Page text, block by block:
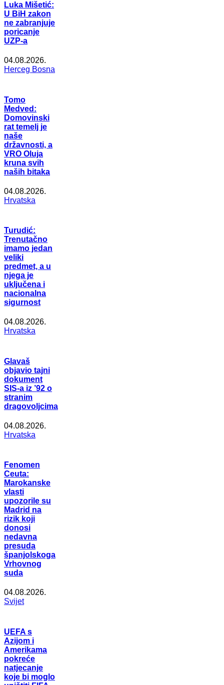
Luka Mišetić:
U BiH zakon
ne zabranjuje
poricanje
UZP-a
04.08.2026.
Herceg Bosna
Tomo
Medved:
Domovinski
rat temelj je
naše
državnosti, a
VRO Oluja
kruna svih
naših bitaka
04.08.2026.
Hrvatska
Turudić:
Trenutačno
imamo jedan
veliki
predmet, a u
njega je
uključena i
nacionalna
sigurnost
04.08.2026.
Hrvatska
Glavaš
objavio tajni
dokument
SIS-a iz ’92 o
stranim
dragovoljcima
04.08.2026.
Hrvatska
Fenomen
Ceuta:
Marokanske
vlasti
upozorile su
Madrid na
rizik koji
donosi
nedavna
presuda
španjolskoga
Vrhovnog
suda
04.08.2026.
Svijet
UEFA s
Azijom i
Amerikama
pokreće
natjecanje
koje bi moglo